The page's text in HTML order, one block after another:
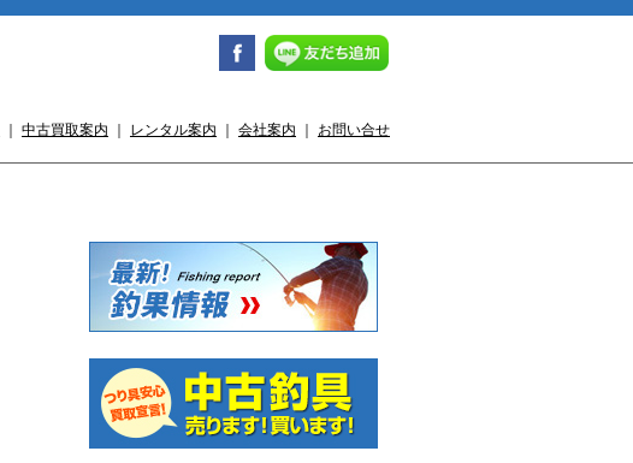
中古買取案内 レンタル案内 会社案内 お問い合せ